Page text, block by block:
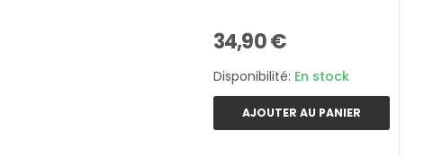
34,90 €
Disponibilité: En stock
AJOUTER AU PANIER